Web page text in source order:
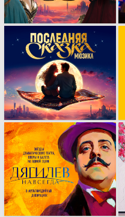
на основе
фотосессии
разработка
кейвижуала для
мюзикла
«Последняя сказка»
Визуальный стиль,
афиши и
мультимедийный
контент для
мультижанрового
спектакля ​​«Дягилев